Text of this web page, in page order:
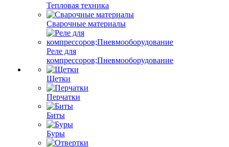
Тепловая техника
Сварочные материалы
Реле для
компрессоров;Пневмооборудование
Щетки
Перчатки
Биты
Буры